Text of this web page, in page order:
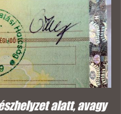
alatt, avagy